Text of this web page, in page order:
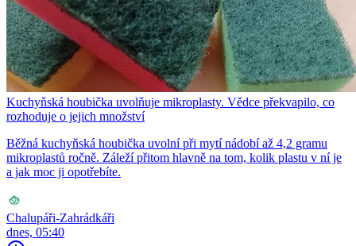
Kuchyňská houbička uvolňuje mikroplasty. Vědce překvapilo, co
rozhoduje o jejich množství
Běžná kuchyňská houbička uvolní při mytí nádobí až 4,2 gramu
mikroplastů ročně. Záleží přitom hlavně na tom, kolik plastu v ní je
a jak moc ji opotřebíte.
Chalupáři-Zahrádkáři
dnes, 05:40